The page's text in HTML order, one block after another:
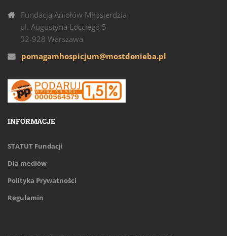
Fundacja Aniołów Miłosierdzia
ul. Augustyna Locciego 5
02-928 Warszawa
pomagamhospicjum@mostdonieba.pl
INFORMACJE
STATUT Fundacji
Dla mediów
Polityka Prywatności
Regulamin